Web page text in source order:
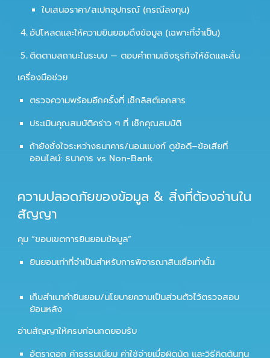
ใบเสนอราคา/สเปกอุปกรณ์ (กรณีลงทุน)
อัปโหลดและให้ความยินยอมดึงข้อมูล (เฉพาะที่จำเป็น)
ติดตามสถานะในระบบ — ตอบคำถามเชิงธุรกิจให้ชัดและสั้น
เครื่องมือช่วย
ตรวจความพร้อมอีกครั้งที่ เช็กลิสต์เอกสาร
ประเมินคุณสมบัติคร่าว ๆ ที่ เช็กคุณสมบัติ
ถ้ายังชั่งใจระหว่างธนาคาร/นอนแบงก์ ดูข้อดี–ข้อเสียที่
ออนไลน์: ธนาคาร vs Non-Bank
ความปลอดภัยของข้อมูล & สิ่งที่ต้องอ่านใน
สัญญา
คุม “ขอบเขตการยินยอมข้อมูล”
ยินยอมเท่าที่จำเป็นสำหรับการพิจารณาสินเชื่อเท่านั้น
เก็บสำเนาคำยินยอม/นโยบายความเป็นส่วนตัวไว้ตรวจสอบ
ย้อนหลัง
อ่านสัญญาให้ครบก่อนกดยอมรับ
อัตราดอก ค่าธรรมเนียม ค่าใช้จ่ายเมื่อผิดนัด และวิธีคิดต้นทุน